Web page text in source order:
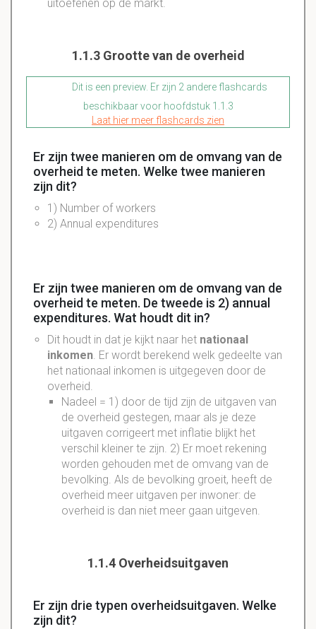
uitoefenen op de markt.
1.1.3 Grootte van de overheid
Dit is een preview. Er zijn 2 andere flashcards
beschikbaar voor hoofdstuk 1.1.3
Laat hier meer flashcards zien
Er zijn twee manieren om de omvang van de
overheid te meten. Welke twee manieren
zijn dit?
1) Number of workers
2) Annual expenditures
Er zijn twee manieren om de omvang van de
overheid te meten. De tweede is 2) annual
expenditures. Wat houdt dit in?
Dit houdt in dat je kijkt naar het nationaal
inkomen. Er wordt berekend welk gedeelte van
het nationaal inkomen is uitgegeven door de
overheid.
Nadeel = 1) door de tijd zijn de uitgaven van
de overheid gestegen, maar als je deze
uitgaven corrigeert met inflatie blijkt het
verschil kleiner te zijn. 2) Er moet rekening
worden gehouden met de omvang van de
bevolking. Als de bevolking groeit, heeft de
overheid meer uitgaven per inwoner: de
overheid is dan niet meer gaan uitgeven.
1.1.4 Overheidsuitgaven
Er zijn drie typen overheidsuitgaven. Welke
zijn dit?